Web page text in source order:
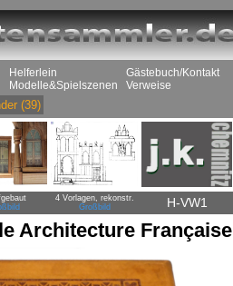
Helferlein
Modelle&Spielszenen
Gästebuch/Kontakt
Verweise
(39)
4 Vorlagen, rekonstr.
Großbild
H-VW1
Architecture Française